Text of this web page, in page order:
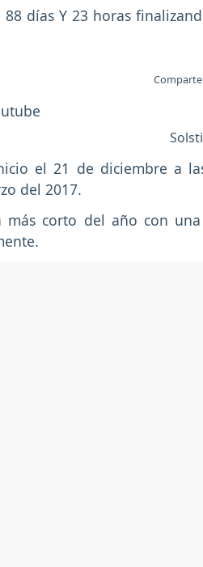
días Y 23 horas
el 21 de diciembre a
del 2017.
corto del año con